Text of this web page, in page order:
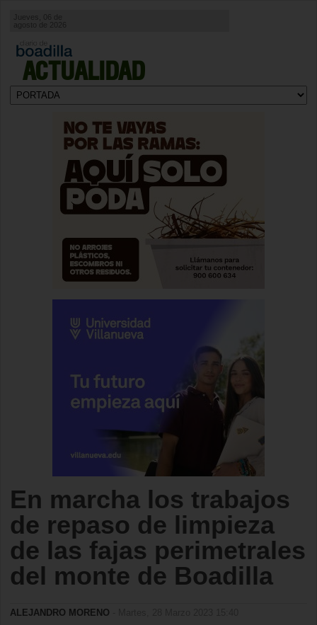
ACTUALIDAD
agosto de 2026
En marcha los trabajos
de repaso de limpieza
de las fajas perimetrales
del monte de Boadilla
ALEJANDRO MORENO